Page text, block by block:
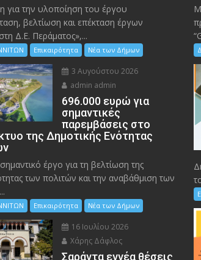
για την υλοποίηση του έργου
βελτίωση και επέκταση έργων
Δ.Ε. Περάματος»,...
Επικαιρότητα Νέα των Δήμων
3 Αυγούστου 2026
admin admin
696.000 ευρώ για
σημαντικές
παρεμβάσεις στο
της Δημοτικής Ενότητας
έργο για τη βελτίωση της
των πολιτών και την αναβάθμιση των
Επικαιρότητα Νέα των Δήμων
16 Ιουλίου 2026
Χάρης Δάφλος
Σαράντα εννέα θέσεις